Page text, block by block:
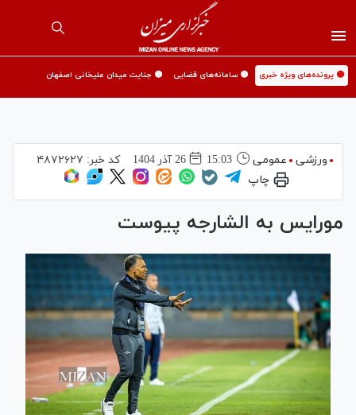
🟡 پرونده‌های ویژه خبری 🟡 سامانه‌های قضایی 🟡 جنایت میدان علیخانی اصفهان
ورزشی عمومی 15:03 26 آذر 1404 کد خبر: ۴۸۷۲۶۲۷
چاپ
مورایس به الشارجه پیوست